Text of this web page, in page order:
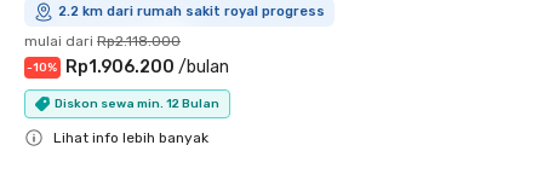
2.2 km dari rumah sakit royal progress
mulai dari Rp2.118.000
-10% Rp1.906.200 /bulan
Diskon sewa min. 12 Bulan
Lihat info lebih banyak